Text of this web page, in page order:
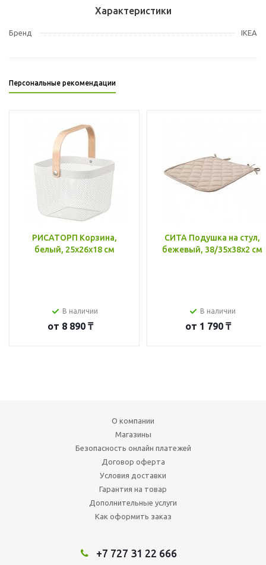
Характеристики
Бренд IKEA
Персональные рекомендации
РИСАТОРП Корзина,
белый, 25x26x18 см
В наличии
от 8 890 ₸
СИТА Подушка на стул,
бежевый, 38/35x38x2 см
В наличии
от 1 790 ₸
О компании
Магазины
Безопасность онлайн платежей
Договор оферта
Условия доставки
Гарантия на товар
Дополнительные услуги
Как оформить заказ
+7 727 31 22 666